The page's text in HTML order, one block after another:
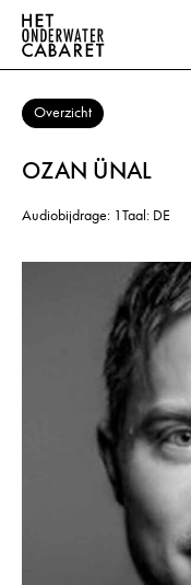
Overzicht
OZAN ÜNAL
Audiobijdrage: 1Taal: DE